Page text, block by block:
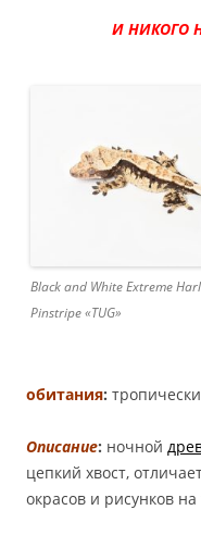
И НИКОГО
Black and White Extreme
Pinstripe «TUG»
обитания:
Описание: ночной
цепкий хвост,
окрасов и рисунков на